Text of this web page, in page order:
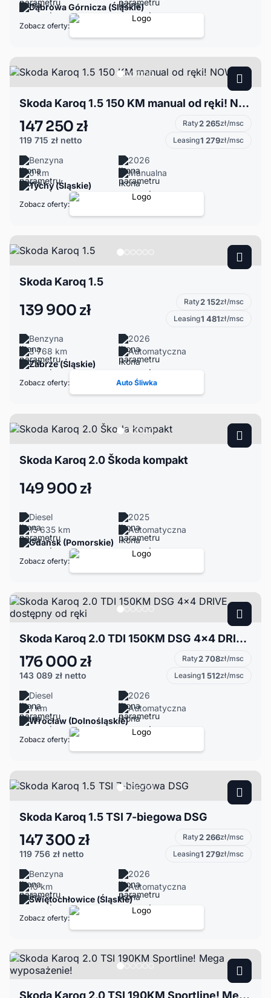
Dąbrowa Górnicza (Śląskie)
Zobacz oferty:
Skoda Karoq 1.5 150 KM manual od ręki! NOWY
147 250 zł
119 715 zł netto
Raty2 265zł/msc
Leasing1 279zł/msc
Benzyna
2026
0 km
Manualna
Tychy (Śląskie)
Zobacz oferty:
Skoda Karoq 1.5
139 900 zł Raty2 152zł/msc
Leasing1 481zł/msc
Benzyna
2026
3 768 km
Automatyczna
Zabrze (Śląskie)
Zobacz oferty: Auto Śliwka
Skoda Karoq 2.0 Škoda kompakt
149 900 zł
Diesel
2025
15 635 km
Automatyczna
Gdańsk (Pomorskie)
Zobacz oferty:
Skoda Karoq 2.0 TDI 150KM DSG 4x4 DRIVE, dostępny od ręki
176 000 zł
143 089 zł netto
Raty2 708zł/msc
Leasing1 512zł/msc
Diesel
2026
1 km
Automatyczna
Wrocław (Dolnośląskie)
Zobacz oferty:
Skoda Karoq 1.5 TSI 7-biegowa DSG
147 300 zł
119 756 zł netto
Raty2 266zł/msc
Leasing1 279zł/msc
Benzyna
2026
10 km
Automatyczna
Świętochłowice (Śląskie)
Zobacz oferty:
Skoda Karoq 2.0 TSI 190KM Sportline! Mega wyposażenie!